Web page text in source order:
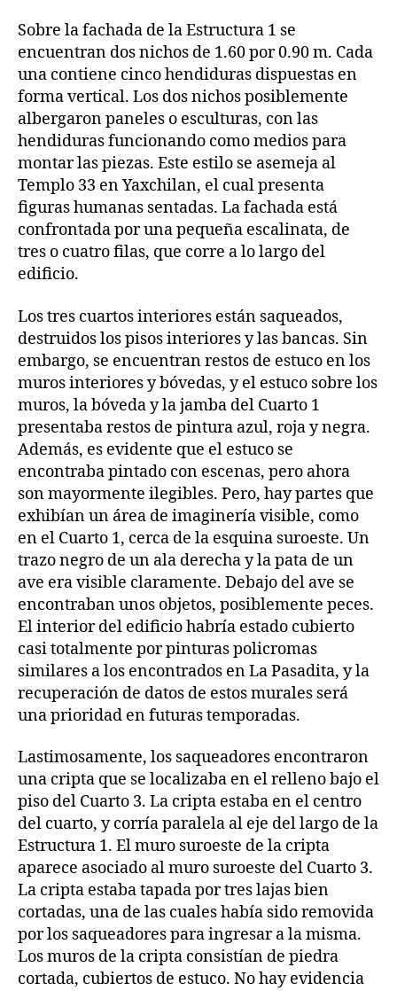
Sobre la fachada de la Estructura 1 se
encuentran dos nichos de 1.60 por 0.90 m. Cada
una contiene cinco hendiduras dispuestas en
forma vertical. Los dos nichos posiblemente
albergaron paneles o esculturas, con las
hendiduras funcionando como medios para
montar las piezas. Este estilo se asemeja al
Templo 33 en Yaxchilan, el cual presenta
figuras humanas sentadas. La fachada está
confrontada por una pequeña escalinata, de
tres o cuatro filas, que corre a lo largo del
edificio.
Los tres cuartos interiores están saqueados,
destruidos los pisos interiores y las bancas. Sin
embargo, se encuentran restos de estuco en los
muros interiores y bóvedas, y el estuco sobre los
muros, la bóveda y la jamba del Cuarto 1
presentaba restos de pintura azul, roja y negra.
Además, es evidente que el estuco se
encontraba pintado con escenas, pero ahora
son mayormente ilegibles. Pero, hay partes que
exhibían un área de imaginería visible, como
en el Cuarto 1, cerca de la esquina suroeste. Un
trazo negro de un ala derecha y la pata de un
ave era visible claramente. Debajo del ave se
encontraban unos objetos, posiblemente peces.
El interior del edificio habría estado cubierto
casi totalmente por pinturas policromas
similares a los encontrados en La Pasadita, y la
recuperación de datos de estos murales será
una prioridad en futuras temporadas.
Lastimosamente, los saqueadores encontraron
una cripta que se localizaba en el relleno bajo el
piso del Cuarto 3. La cripta estaba en el centro
del cuarto, y corría paralela al eje del largo de la
Estructura 1. El muro suroeste de la cripta
aparece asociado al muro suroeste del Cuarto 3.
La cripta estaba tapada por tres lajas bien
cortadas, una de las cuales había sido removida
por los saqueadores para ingresar a la misma.
Los muros de la cripta consistían de piedra
cortada, cubiertos de estuco. No hay evidencia